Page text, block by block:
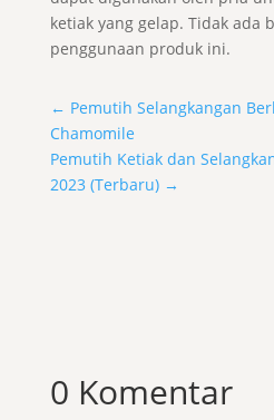
ketiak yang gelap. Tidak ada
penggunaan produk ini.
← Pemutih Selangkangan
Chamomile
Pemutih Ketiak dan
2023 (Terbaru)→
0 Komentar